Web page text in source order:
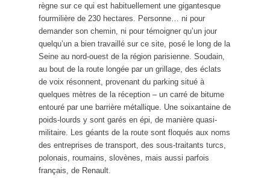
règne sur ce qui est habituellement une gigantesque
fourmilière de 230 hectares. Personne… ni pour
demander son chemin, ni pour témoigner qu’un jour
quelqu’un a bien travaillé sur ce site, posé le long de la
Seine au nord-ouest de la région parisienne. Soudain,
au bout de la route longée par un grillage, des éclats
de voix résonnent, provenant du parking situé à
quelques mètres de la réception – un carré de bitume
entouré par une barrière métallique. Une soixantaine de
poids-lourds y sont garés en épi, de manière quasi-
militaire. Les géants de la route sont floqués aux noms
des entreprises de transport, des sous-traitants turcs,
polonais, roumains, slovènes, mais aussi parfois
français, de Renault.